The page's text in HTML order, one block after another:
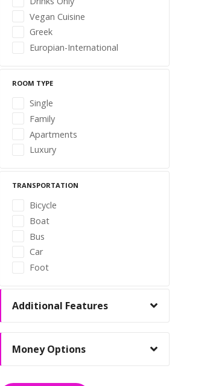
Vegan Cuisine
Greek
Europian-International
ROOM TYPE
Single
Family
Apartments
Luxury
TRANSPORTATION
Bicycle
Boat
Bus
Car
Foot
Additional Features
Money Options